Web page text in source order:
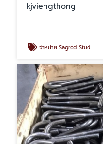
kjviengthong
จำหน่าย Sagrod Stud